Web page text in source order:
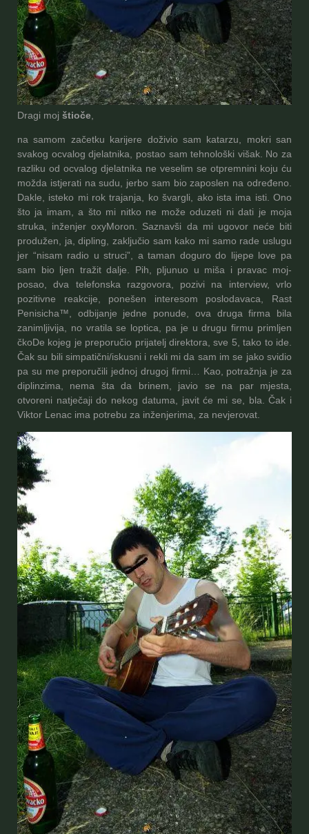
Dragi moj štioče,
na samom začetku karijere doživio sam katarzu, mokri san
svakog ocvalog djelatnika, postao sam tehnološki višak. No za
razliku od ocvalog djelatnika ne veselim se otpremnini koju ću
možda istjerati na sudu, jerbo sam bio zaposlen na određeno.
Dakle, isteko mi rok trajanja, ko švargli, ako ista ima isti. Ono
što ja imam, a što mi nitko ne može oduzeti ni dati je moja
struka, inženjer oxyMoron. Saznavši da mi ugovor neće biti
produžen, ja, dipling, zaključio sam kako mi samo rade uslugu
jer “nisam radio u struci”, a taman doguro do lijepe love pa
sam bio ljen tražit dalje. Pih, pljunuo u miša i pravac moj-
posao, dva telefonska razgovora, pozivi na interview, vrlo
pozitivne reakcije, ponešen interesom poslodavaca, Rast
Penisicha™, odbijanje jedne ponude, ova druga firma bila
zanimljivija, no vratila se loptica, pa je u drugu firmu primljen
čkoDe kojeg je preporučio prijatelj direktora, sve 5, tako to ide.
Čak su bili simpatični/iskusni i rekli mi da sam im se jako svidio
pa su me preporučili jednoj drugoj firmi… Kao, potražnja je za
diplinzima, nema šta da brinem, javio se na par mjesta,
otvoreni natječaji do nekog datuma, javit će mi se, bla. Čak i
Viktor Lenac ima potrebu za inženjerima, za nevjerovat.